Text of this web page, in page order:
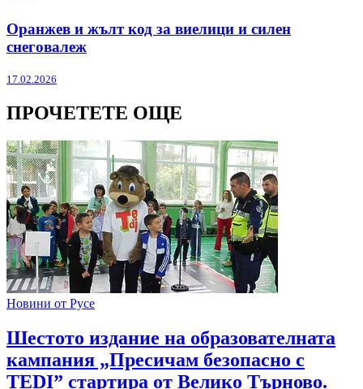
Оранжев и жълт код за виелици и силен
снеговалеж
17.02.2026
ПРОЧЕТЕТЕ ОЩЕ
Новини от Русе
Шестото издание на образователната
кампания „Пресичам безопасно с
TEDI” стартира от Велико Търново.